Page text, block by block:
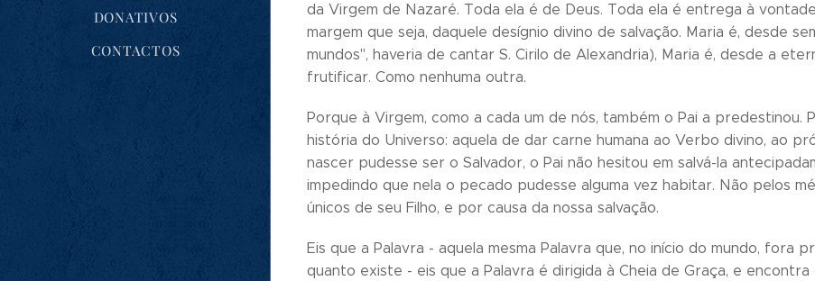
DONATIVOS
CONTACTOS
da Virgem de Nazaré. Toda ela é de Deus. Toda ela é entrega à
margem que seja, daquele desígnio divino de salvação. Maria é, desde
mundos", haveria de cantar S. Cirilo de Alexandria), Maria é, desde a
frutificar. Como nenhuma outra.
Porque à Virgem, como a cada um de nós, também o Pai a predestinou.
história do Universo: aquela de dar carne humana ao Verbo divino, ao
nascer pudesse ser o Salvador, o Pai não hesitou em salvá-la
impedindo que nela o pecado pudesse alguma vez habitar. Não pelos
únicos de seu Filho, e por causa da nossa salvação.
Eis que a Palavra - aquela mesma Palavra que, no início do mundo, fora
quanto existe - eis que a Palavra é dirigida à Cheia de Graça, e